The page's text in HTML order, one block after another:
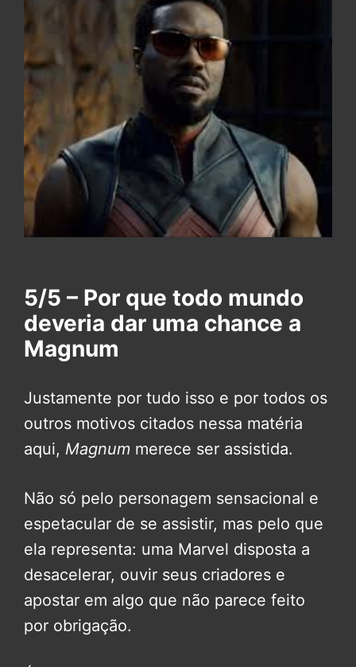
5/5 – Por que todo mundo
deveria dar uma chance a
Magnum
Justamente por tudo isso e por todos os
outros motivos citados nessa matéria
aqui, Magnum merece ser assistida.
Não só pelo personagem sensacional e
espetacular de se assistir, mas pelo que
ela representa: uma Marvel disposta a
desacelerar, ouvir seus criadores e
apostar em algo que não parece feito
por obrigação.